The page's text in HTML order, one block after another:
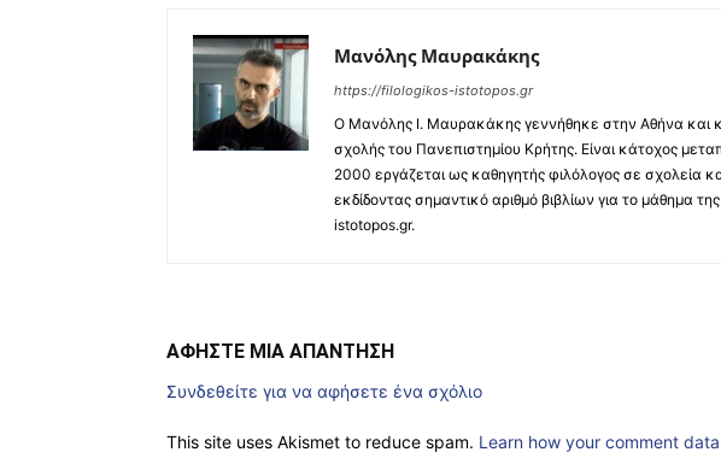
Μανόλης Μαυρακάκης
https://filologikos-istotopos.gr
Ο Μανόλης I. Μαυρακάκης γεννήθηκε στην Αθήνα και
σχολής του Πανεπιστημίου Κρήτης. Είναι κάτοχος
2000 εργάζεται ως καθηγητής φιλόλογος σε σχολεία
εκδίδοντας σημαντικό αριθμό βιβλίων για το μάθημα
istotopos.gr.
ΑΦΗΣΤΕ ΜΙΑ ΑΠΑΝΤΗΣΗ
Συνδεθείτε για να αφήσετε ένα σχόλιο
This site uses Akismet to reduce spam. Learn how your comment